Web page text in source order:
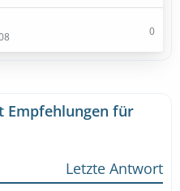
0
Empfehlungen für
Letzte Antwort